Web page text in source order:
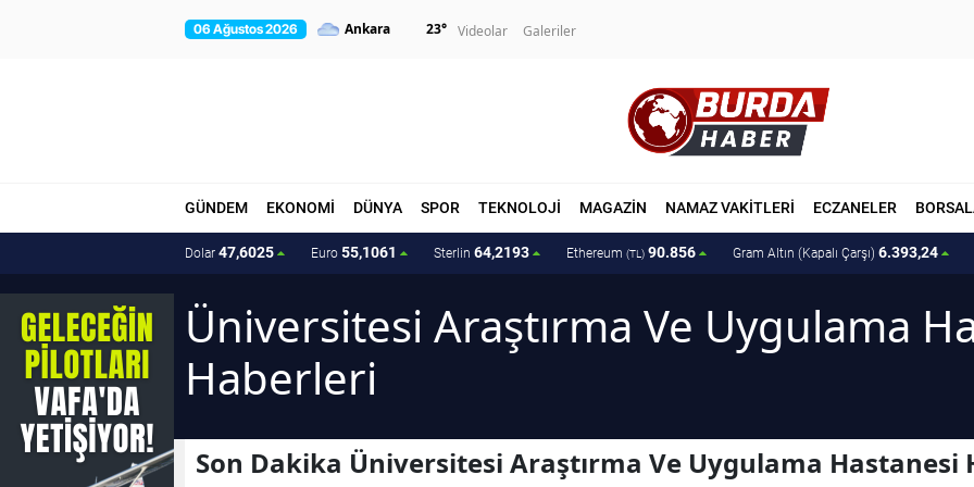
06 Ağustos 2026 23° Videolar Galeriler
GÜNDEM EKONOMİ DÜNYA SPOR TEKNOLOJİ MAGAZİN NAMAZ VAKİTLERİ ECZANELER
Dolar 47,6025 Euro 55,1061 Sterlin 64,2193 Ethereum (TL) 90.856 Gram Altın (Kapalı Çarşı) 6.393,24
Üniversitesi Araştırma Ve Uygulama
Haberleri
Son Dakika Üniversitesi Araştırma Ve Uygulama Hastanesi